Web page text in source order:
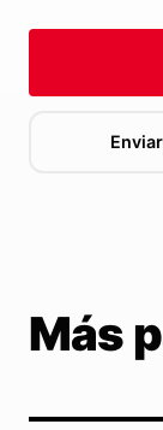
Enviar
Más